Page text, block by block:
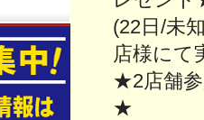
(22日/未
店様にて
★2店舗参
★